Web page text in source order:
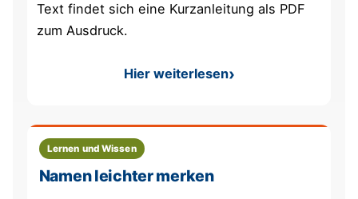
Text findet sich eine Kurzanleitung als PDF
zum Ausdruck.
Hier weiterlesen: Gedächtnispalast Anleitung
Lernen und Wissen
Namen leichter merken